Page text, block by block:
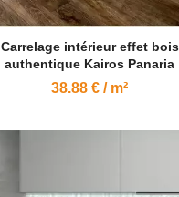
Carrelage intérieur effet bois
authentique Kairos Panaria
38.88 € / m²